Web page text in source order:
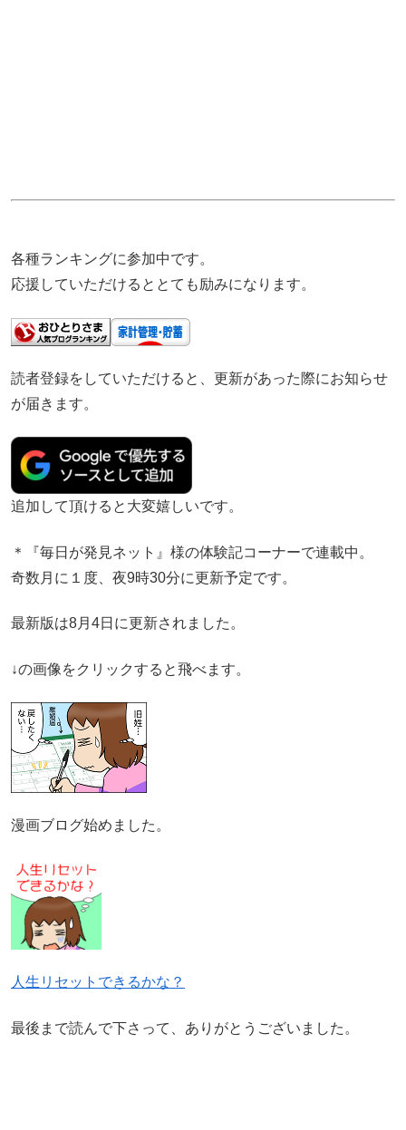
各種ランキングに参加中です。
応援していただけるととても励みになります。
読者登録をしていただけると、更新があった際にお知らせ
が届きます。
追加して頂けると大変嬉しいです。
＊『毎日が発見ネット』様の体験記コーナーで連載中。
奇数月に１度、夜9時30分に更新予定です。
最新版は8月4日に更新されました。
↓の画像をクリックすると飛べます。
漫画ブログ始めました。
人生リセットできるかな？
最後まで読んで下さって、ありがとうございました。